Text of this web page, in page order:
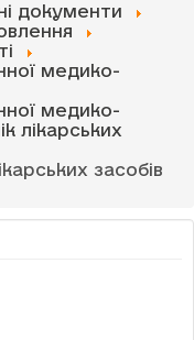
документи
медико-
медико-
лікарських
засобів